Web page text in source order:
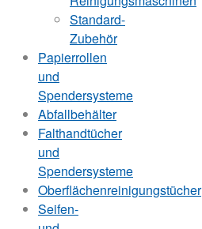
Standard-
Zubehör
Papierrollen
und
Spendersysteme
Abfallbehälter
Falthandtücher
und
Spendersysteme
Oberflächenreinigungstücher
Seifen-